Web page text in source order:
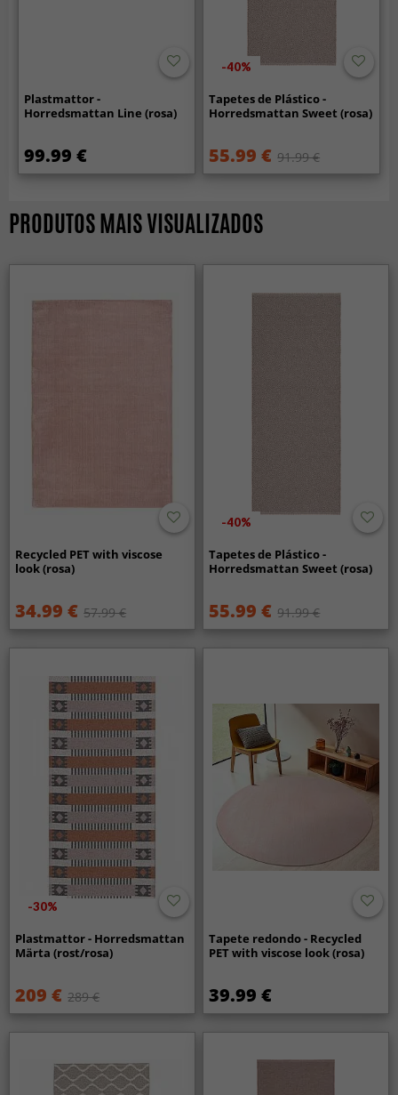
Plastmattor -
Horredsmattan Line (rosa)
99.99 €
-40%
Tapetes de Plástico -
Horredsmattan Sweet (rosa)
55.99 € 91.99 €
PRODUTOS MAIS VISUALIZADOS
Recycled PET with viscose
look (rosa)
34.99 € 57.99 €
-40%
Tapetes de Plástico -
Horredsmattan Sweet (rosa)
55.99 € 91.99 €
-30%
Plastmattor - Horredsmattan
Märta (rost/rosa)
209 € 289 €
Tapete redondo - Recycled
PET with viscose look (rosa)
39.99 €